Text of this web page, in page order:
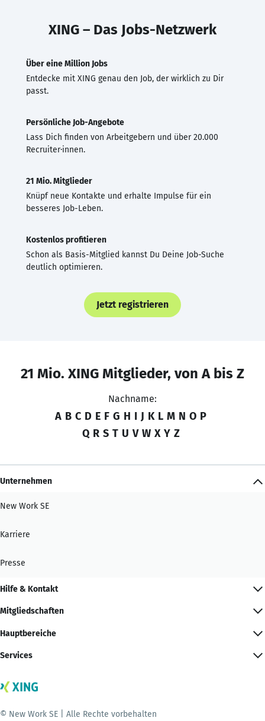
XING – Das Jobs-Netzwerk
Über eine Million Jobs
Entdecke mit XING genau den Job, der wirklich zu Dir
passt.
Persönliche Job-Angebote
Lass Dich finden von Arbeitgebern und über 20.000
Recruiter·innen.
21 Mio. Mitglieder
Knüpf neue Kontakte und erhalte Impulse für ein
besseres Job-Leben.
Kostenlos profitieren
Schon als Basis-Mitglied kannst Du Deine Job-Suche
deutlich optimieren.
Jetzt registrieren
21 Mio. XING Mitglieder, von A bis Z
Nachname:
A B C D E F G H I J K L M N O P
Q R S T U V W X Y Z
Unternehmen
New Work SE
Karriere
Presse
Hilfe & Kontakt
Mitgliedschaften
Hauptbereiche
Services
© New Work SE | Alle Rechte vorbehalten